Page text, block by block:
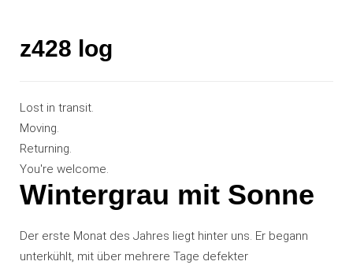
z428 log
Lost in transit.
Moving.
Returning.
You're welcome.
Wintergrau mit Sonne
Der erste Monat des Jahres liegt hinter uns. Er begann
unterkühlt, mit über mehrere Tage defekter